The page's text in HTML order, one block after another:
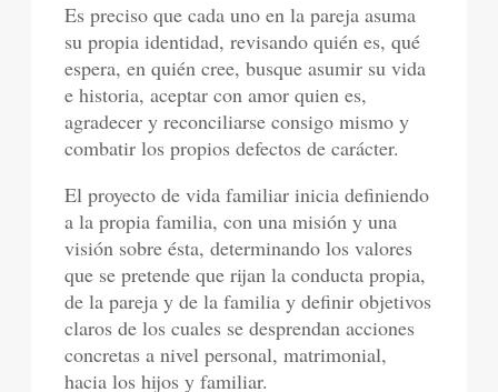
Es preciso que cada uno en la pareja asuma
su propia identidad, revisando quién es, qué
espera, en quién cree, busque asumir su vida
e historia, aceptar con amor quien es,
agradecer y reconciliarse consigo mismo y
combatir los propios defectos de carácter.
El proyecto de vida familiar inicia definiendo
a la propia familia, con una misión y una
visión sobre ésta, determinando los valores
que se pretende que rijan la conducta propia,
de la pareja y de la familia y definir objetivos
claros de los cuales se desprendan acciones
concretas a nivel personal, matrimonial,
hacia los hijos y familiar.